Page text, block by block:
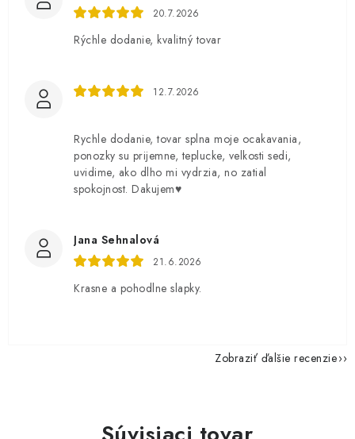
20.7.2026
Rýchle dodanie, kvalitný tovar
12.7.2026
Rychle dodanie, tovar splna moje ocakavania,
ponozky su prijemne, teplucke, velkosti sedi,
uvidime, ako dlho mi vydrzia, no zatial
spokojnost. Dakujem♥️
Jana Sehnalová
21.6.2026
Krasne a pohodlne slapky.
Zobraziť ďalšie recenzie